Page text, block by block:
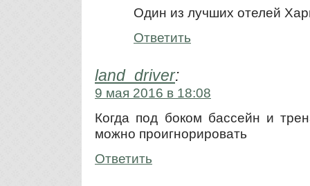
Один из лучших отелей
Ответить
land_driver:
9 мая 2016 в 18:08
Когда под боком бассейн и
можно проигнорировать
Ответить